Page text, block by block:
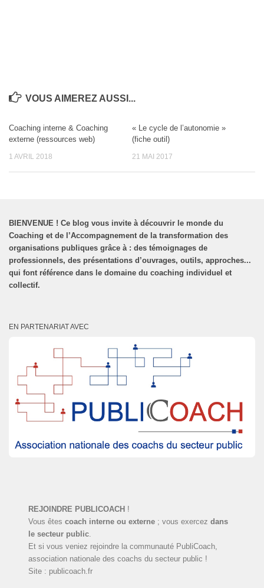
VOUS AIMEREZ AUSSI...
Coaching interne & Coaching
externe (ressources web)
1 AVRIL 2018
« Le cycle de l’autonomie »
(fiche outil)
21 MAI 2017
BIENVENUE ! Ce blog vous invite à découvrir le monde du
Coaching et de l’Accompagnement de la transformation des
organisations publiques grâce à : des témoignages de
professionnels, des présentations d’ouvrages, outils, approches...
qui font référence dans le domaine du coaching individuel et
collectif.
EN PARTENARIAT AVEC
REJOINDRE PUBLICOACH !
Vous êtescoach interne ou externe ; vous exercezdans
le secteur public.
Et si vous veniez rejoindre la communauté PubliCoach,
association nationale des coachs du secteur public !
Site : publicoach.fr